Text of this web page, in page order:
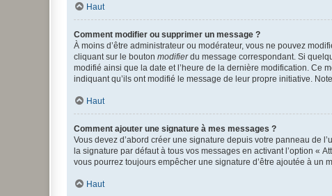
Haut
Comment modifier ou supprimer un message ?
À moins d’être administrateur ou modérateur, vous ne pouvez
cliquant sur le bouton modifierdu message correspondant. Si
modifié ainsi que la date et l’heure de la dernière modification. Ce
indiquant qu’ils ont modifié le message de leur propre initiative.
Haut
Comment ajouter une signature à mes messages ?
Vous devez d’abord créer une signature depuis votre panneau de
la signature par défaut à tous vos messages en activant l’option «
vous pourrez toujours empêcher une signature d’être ajoutée à un
Haut